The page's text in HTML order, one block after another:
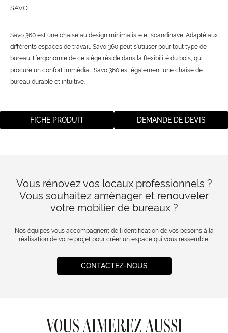
SAVO
Savo 360 est une chaise au design minimaliste et scandinave. Adapté aux
différents espaces de travail, Savo 360 peut s’utiliser pour tout type de
bureau. L’ergonomie de ce siège réside dans la flexibilité du bois, qui
procure un confort immédiat. Savo 360 est également une chaise de
bureau durable et intuitive.
FICHE PRODUIT DEMANDE DE DEVIS
Vous rénovez vos locaux professionnels ?
Vous souhaitez aménager et renouveler
votre mobilier de bureaux ?
Nos équipes vous accompagnent de l’identification de vos besoins à la
réalisation de votre projet pour créer un espace qui vous ressemble.
CONTACTEZ-NOUS
VOUS AIMEREZ AUSSI